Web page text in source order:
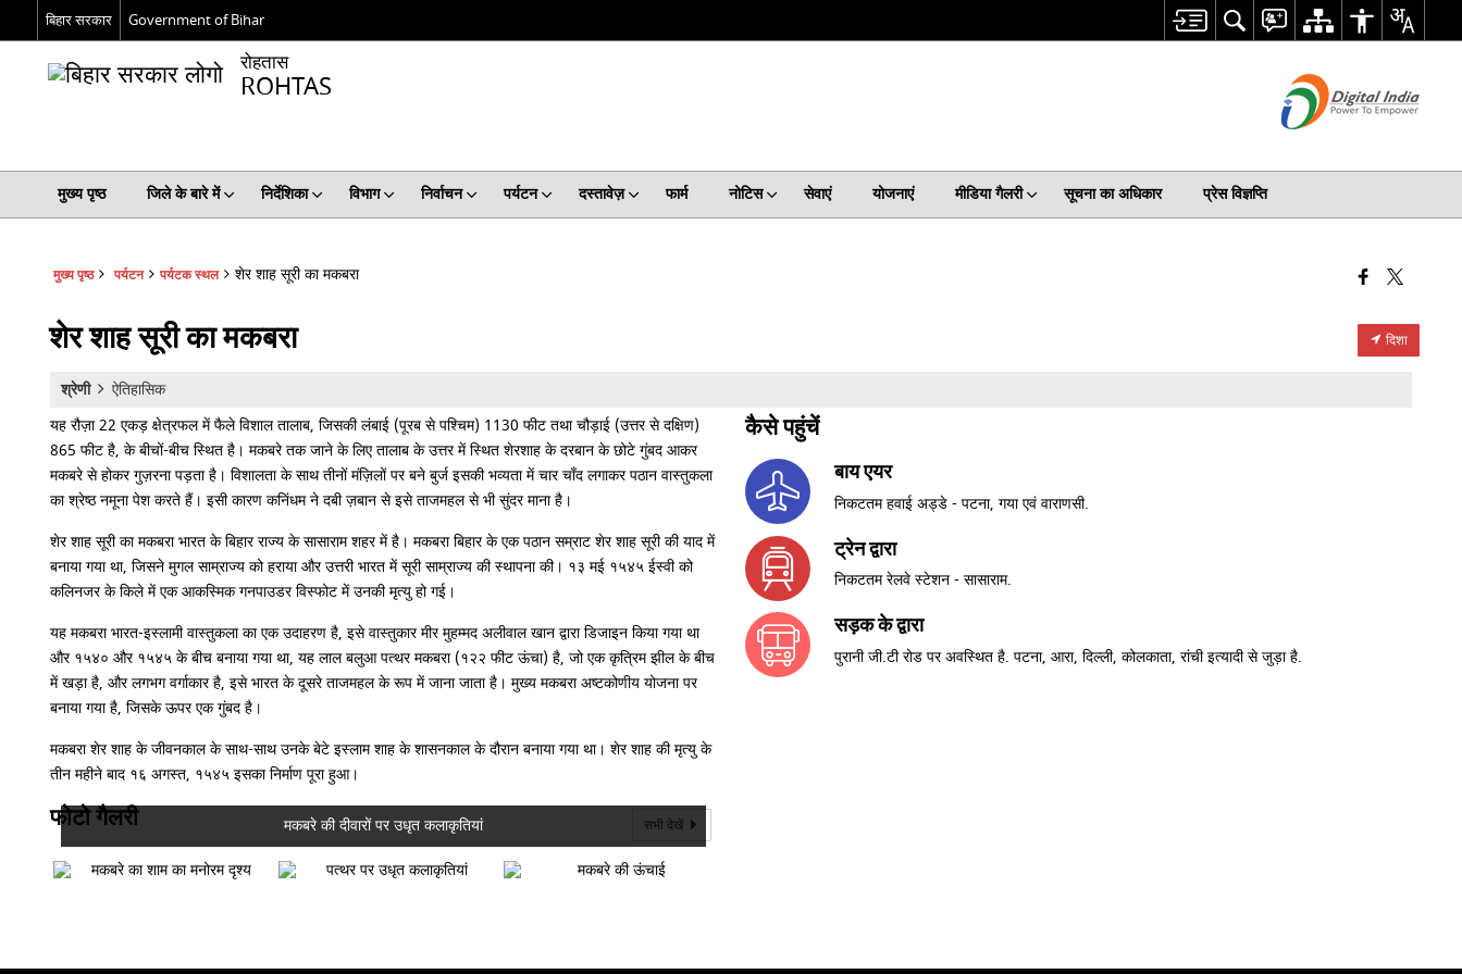
बिहार सरकार Government of Bihar
रोहतास
ROHTAS
मुख्य पृष्ठ जिले के बारे में निर्देशिका विभाग निर्वाचन पर्यटन दस्तावेज़ फार्म नोटिस सेवाएं योजनाएं मीडिया गैलरी सूचना का अधिकार प्रेस विज्ञप्ति
मुख्य पृष्ठ पर्यटन पर्यटक स्थल शेर शाह सूरी का मकबरा
शेर शाह सूरी का मकबरा दिशा
श्रेणी
ऐतिहासिक
यह रौज़ा 22 एकड़ क्षेत्रफल में फैले विशाल तालाब, जिसकी लंबाई (पूरब से पश्चिम) 1130 फीट तथा चौड़ाई (उत्तर से दक्षिण)
865 फीट है, के बीचों-बीच स्थित है। मकबरे तक जाने के लिए तालाब के उत्तर में स्थित शेरशाह के दरबान के छोटे गुंबद आकर
मकबरे से होकर गुज़रना पड़ता है। विशालता के साथ तीनों मंज़िलों पर बने बुर्ज इसकी भव्यता में चार चाँद लगाकर पठान वास्तुकला
का श्रेष्ठ नमूना पेश करते हैं। इसी कारण कनिंधम ने दबी ज़बान से इसे ताजमहल से भी सुंदर माना है।
शेर शाह सूरी का मकबरा भारत के बिहार राज्य के सासाराम शहर में है। मकबरा बिहार के एक पठान सम्राट शेर शाह सूरी की याद में
बनाया गया था, जिसने मुगल साम्राज्य को हराया और उत्तरी भारत में सूरी साम्राज्य की स्थापना की। १३ मई १५४५ ईस्वी को
कलिनजर के किले में एक आकस्मिक गनपाउडर विस्फोट में उनकी मृत्यु हो गई।
यह मकबरा भारत-इस्लामी वास्तुकला का एक उदाहरण है, इसे वास्तुकार मीर मुहम्मद अलीवाल खान द्वारा डिजाइन किया गया था
और १५४० और १५४५ के बीच बनाया गया था, यह लाल बलुआ पत्थर मकबरा (१२२ फीट ऊंचा) है, जो एक कृत्रिम झील के बीच
में खड़ा है, और लगभग वर्गाकार है, इसे भारत के दूसरे ताजमहल के रूप में जाना जाता है। मुख्य मकबरा अष्टकोणीय योजना पर
बनाया गया है, जिसके ऊपर एक गुंबद है।
मकबरा शेर शाह के जीवनकाल के साथ-साथ उनके बेटे इस्लाम शाह के शासनकाल के दौरान बनाया गया था। शेर शाह की मृत्यु के
तीन महीने बाद १६ अगस्त, १५४५ इसका निर्माण पूरा हुआ।
फोटो गैलरी सभी देखें
मकबरे की दीवारों पर उधृत कलाकृतियां
कैसे पहुंचें
बाय एयर
निकटतम हवाई अड्डे - पटना, गया एवं वाराणसी.
ट्रेन द्वारा
निकटतम रेलवे स्टेशन - सासाराम.
सड़क के द्वारा
पुरानी जी.टी रोड पर अवस्थित है. पटना, आरा, दिल्ली, कोलकाता, रांची इत्यादी से जुड़ा है.